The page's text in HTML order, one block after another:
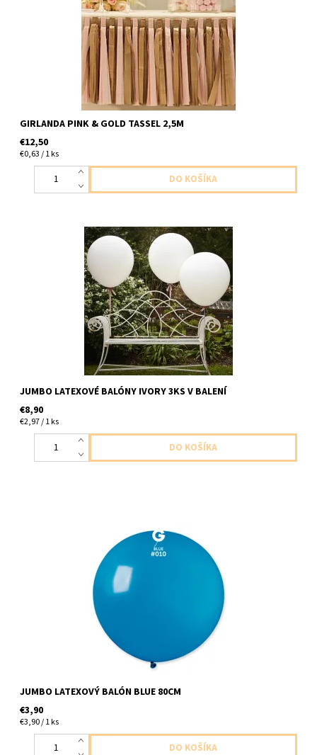
GIRLANDA PINK & GOLD TASSEL 2,5M
€12,50
€0,63 / 1 ks
latexove balony slonia kost 3ks v balení velkost 90cm dodavame
JUMBO LATEXOVÉ BALÓNY IVORY 3KS V BALENÍ
€8,90
€2,97 / 1 ks
latexovy balon modry 1ks v baleni velkost 80cm dodavame
JUMBO LATEXOVÝ BALÓN BLUE 80CM
€3,90
€3,90 / 1 ks